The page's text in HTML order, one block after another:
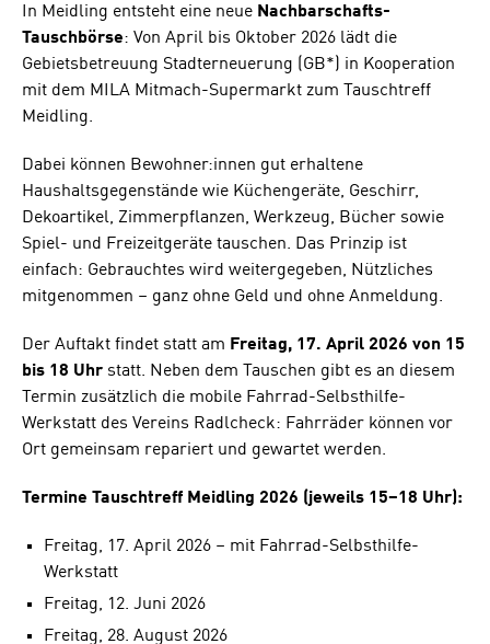
In Meidling entsteht eine neue Nachbarschafts-
Tauschbörse: Von April bis Oktober 2026 lädt die
Gebietsbetreuung Stadterneuerung (GB*) in Kooperation
mit dem MILA Mitmach-Supermarkt zum Tauschtreff
Meidling.
Dabei können Bewohner:innen gut erhaltene
Haushaltsgegenstände wie Küchengeräte, Geschirr,
Dekoartikel, Zimmerpflanzen, Werkzeug, Bücher sowie
Spiel- und Freizeitgeräte tauschen. Das Prinzip ist
einfach: Gebrauchtes wird weitergegeben, Nützliches
mitgenommen – ganz ohne Geld und ohne Anmeldung.
Der Auftakt findet statt am Freitag, 17. April 2026 von 15
bis 18 Uhr statt. Neben dem Tauschen gibt es an diesem
Termin zusätzlich die mobile Fahrrad-Selbsthilfe-
Werkstatt des Vereins Radlcheck: Fahrräder können vor
Ort gemeinsam repariert und gewartet werden.
Termine Tauschtreff Meidling 2026 (jeweils 15–18 Uhr):
Freitag, 17. April 2026 – mit Fahrrad-Selbsthilfe-
Werkstatt
Freitag, 12. Juni 2026
Freitag, 28. August 2026